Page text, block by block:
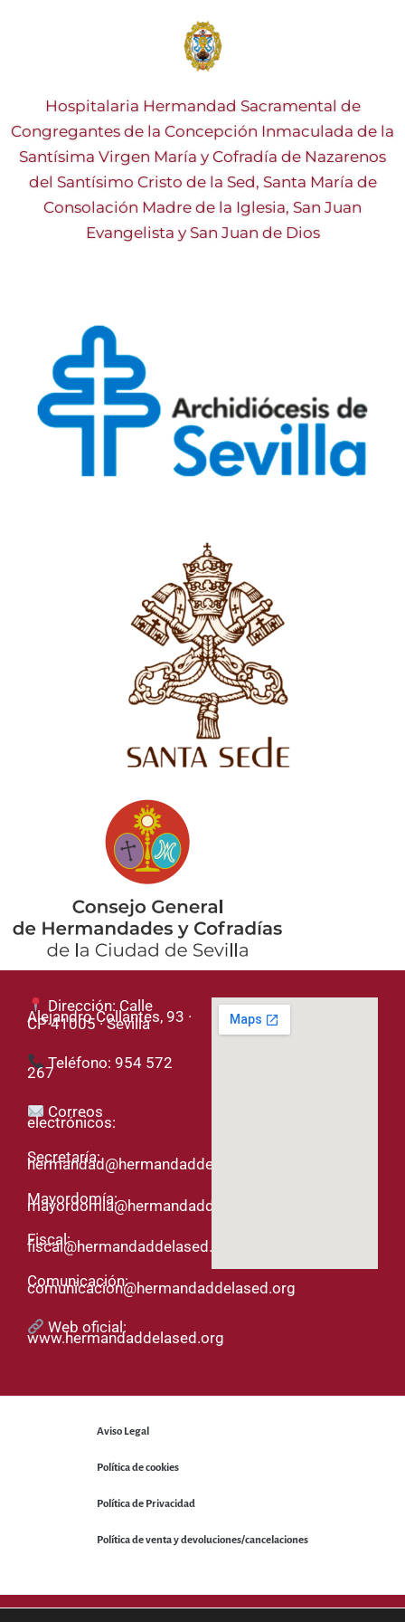
Hospitalaria Hermandad Sacramental de
Congregantes de la Concepción Inmaculada de la
Santísima Virgen María y Cofradía de Nazarenos
del Santísimo Cristo de la Sed, Santa María de
Consolación Madre de la Iglesia, San Juan
Evangelista y San Juan de Dios
Dirección: Calle
Alejandro Collantes, 93 ·
CP 41005 · Sevilla
Teléfono: 954 572
267
Correos
electrónicos:
Secretaría:
hermandad@hermandaddelased.org
Mayordomía:
mayordomia@hermandaddelased.org
Fiscal:
fiscal@hermandaddelased.org
Comunicación:
comunicacion@hermandaddelased.org
Web oficial:
www.hermandaddelased.org
Aviso Legal
Política de cookies
Política de Privacidad
Política de venta y devoluciones/cancelaciones